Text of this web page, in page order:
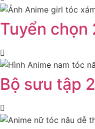
Tuyển chọn
Bộ sưu tập